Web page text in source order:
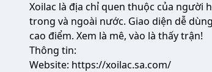
Xoilac là địa chỉ quen thuộc của người
trong và ngoài nước. Giao diện dễ
cao điểm. Xem là mê, vào là thấy trận!
Thông tin:
Website: https://xoilac.sa.com/